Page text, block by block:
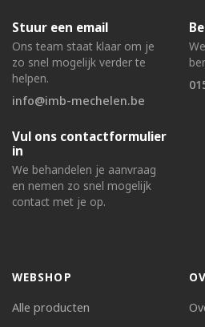
Stuur een email
Ons team staat klaar om je
zo snel mogelijk verder te
helpen.
info@imb-mechelen.be
Vul ons contactformulier
in
We behandelen je aanvraag
en nemen zo snel mogelijk
contact met je op.
WEBSHOP
Alle producten